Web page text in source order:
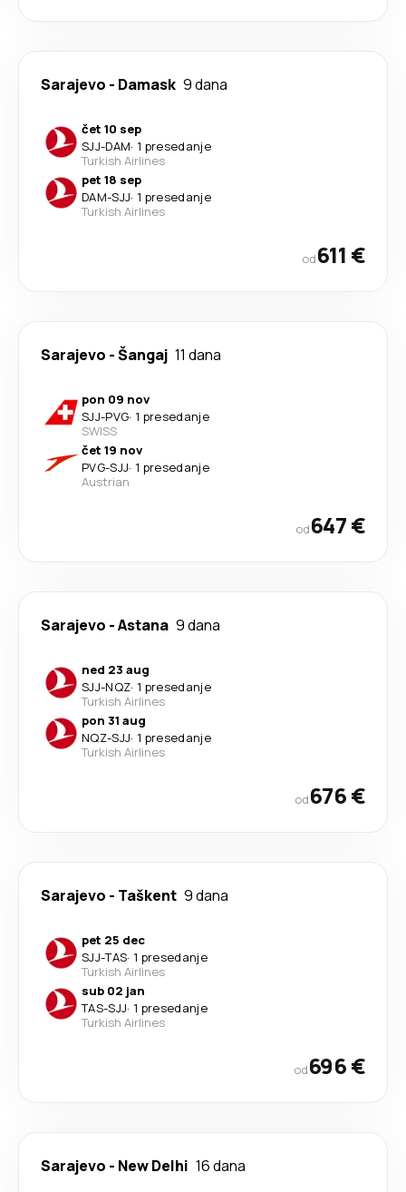
Sarajevo - Damask 9 dana
čet 10 sep
SJJ-DAM· 1 presedanje
Turkish Airlines
pet 18 sep
DAM-SJJ· 1 presedanje
Turkish Airlines
od611 €
Sarajevo -Šangaj 11 dana
pon 09 nov
SJJ-PVG· 1 presedanje
SWISS
čet 19 nov
PVG-SJJ· 1 presedanje
Austrian
od647 €
Sarajevo -Astana 9 dana
ned 23 aug
SJJ-NQZ· 1 presedanje
Turkish Airlines
pon 31 aug
NQZ-SJJ· 1 presedanje
Turkish Airlines
od676 €
Sarajevo - Taškent 9 dana
pet 25 dec
SJJ-TAS· 1 presedanje
Turkish Airlines
sub 02 jan
TAS-SJJ· 1 presedanje
Turkish Airlines
od696 €
Sarajevo - New Delhi 16 dana